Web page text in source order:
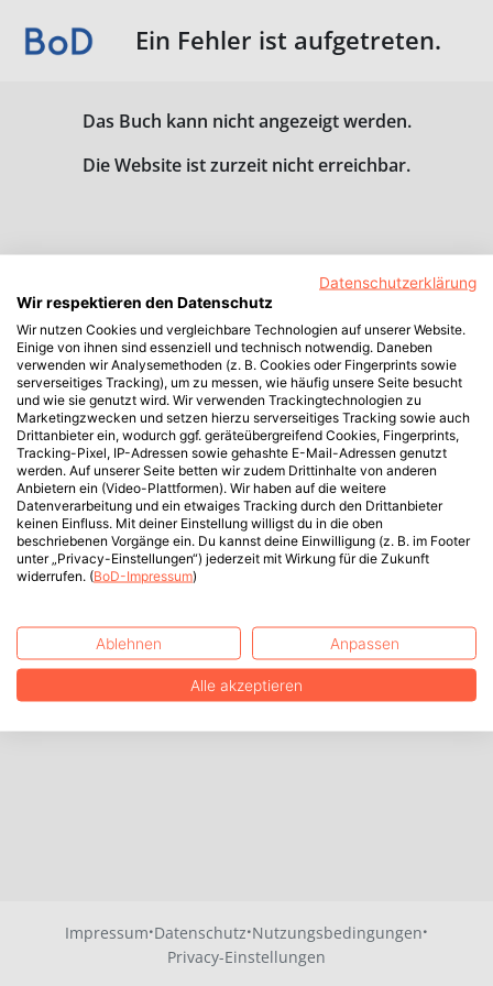
Ein Fehler ist aufgetreten.
Das Buch kann nicht angezeigt werden.
Die Website ist zurzeit nicht erreichbar.
Impressum·Datenschutz·Nutzungsbedingungen·
Privacy-Einstellungen
Datenschutzerklärung
Wir respektieren den Datenschutz
Wir nutzen Cookies und vergleichbare Technologien auf unserer Website.
Einige von ihnen sind essenziell und technisch notwendig. Daneben
verwenden wir Analysemethoden (z. B. Cookies oder Fingerprints sowie
serverseitiges Tracking), um zu messen, wie häufig unsere Seite besucht
und wie sie genutzt wird. Wir verwenden Trackingtechnologien zu
Marketingzwecken und setzen hierzu serverseitiges Tracking sowie auch
Drittanbieter ein, wodurch ggf. geräteübergreifend Cookies, Fingerprints,
Tracking-Pixel, IP-Adressen sowie gehashte E-Mail-Adressen genutzt
werden. Auf unserer Seite betten wir zudem Drittinhalte von anderen
Anbietern ein (Video-Plattformen). Wir haben auf die weitere
Datenverarbeitung und ein etwaiges Tracking durch den Drittanbieter
keinen Einfluss. Mit deiner Einstellung willigst du in die oben
beschriebenen Vorgänge ein. Du kannst deine Einwilligung (z. B. im Footer
unter „Privacy-Einstellungen“) jederzeit mit Wirkung für die Zukunft
widerrufen. (BoD-Impressum)
Ablehnen Anpassen
Alle akzeptieren